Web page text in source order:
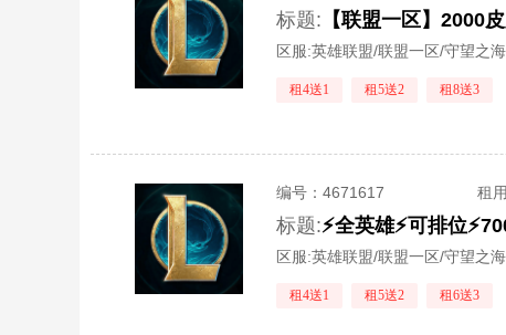
标题:
区服:英雄联盟/联盟一区/守望之海
租4送1 租5送2 租8送3
编号：4671617 租
标题:⚡全英雄⚡可排位
区服:英雄联盟/联盟一区/守望之海
租4送1 租5送2 租6送3